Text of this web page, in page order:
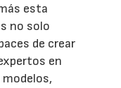
esta
no solo
de crear
en
modelos,